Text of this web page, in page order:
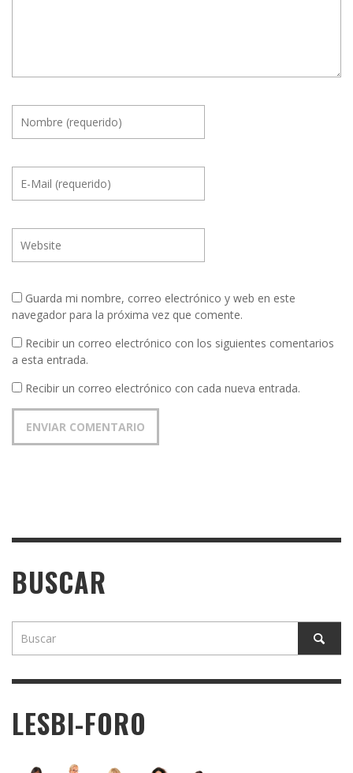
Guarda mi nombre, correo electrónico y web en este
navegador para la próxima vez que comente.
Recibir un correo electrónico con los siguientes comentarios
a esta entrada.
Recibir un correo electrónico con cada nueva entrada.
BUSCAR
LESBI-FORO